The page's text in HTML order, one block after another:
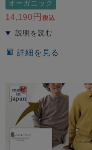
オーガニック
14,190 税込
詳細を見る